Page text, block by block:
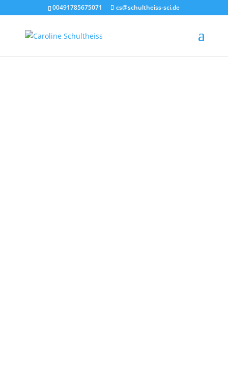
00491785675071 cs@schultheiss-sci.de